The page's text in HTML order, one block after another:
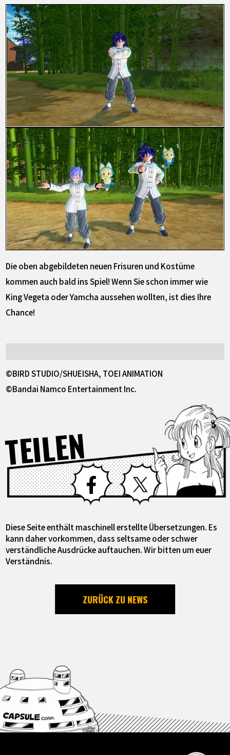
Die oben abgebildeten neuen Frisuren und Kostüme
kommen auch bald ins Spiel! Wenn Sie schon immer wie
King Vegeta oder Yamcha aussehen wollten, ist dies Ihre
Chance!
©BIRD STUDIO/SHUEISHA, TOEI ANIMATION
©Bandai Namco Entertainment Inc.
TEILEN Facebook X
Diese Seite enthält maschinell erstellte Übersetzungen. Es
kann daher vorkommen, dass seltsame oder schwer
verständliche Ausdrücke auftauchen. Wir bitten um euer
Verständnis.
ZURÜCK ZU NEWS